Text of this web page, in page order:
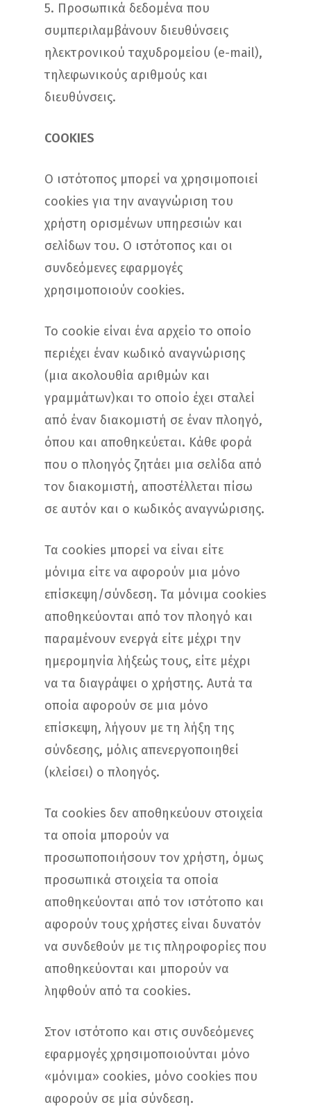
5. Προσωπικά δεδομένα που
συμπεριλαμβάνουν διευθύνσεις
ηλεκτρονικού ταχυδρομείου (e-mail),
τηλεφωνικούς αριθμούς και
διευθύνσεις.
COOKIES
Ο ιστότοπος μπορεί να χρησιμοποιεί
cookies για την αναγνώριση του
χρήστη ορισμένων υπηρεσιών και
σελίδων του. Ο ιστότοπος και οι
συνδεόμενες εφαρμογές
χρησιμοποιούν cookies.
Το cookie είναι ένα αρχείο το οποίο
περιέχει έναν κωδικό αναγνώρισης
(μια ακολουθία αριθμών και
γραμμάτων)και το οποίο έχει σταλεί
από έναν διακομιστή σε έναν πλοηγό,
όπου και αποθηκεύεται. Κάθε φορά
που ο πλοηγός ζητάει μια σελίδα από
τον διακομιστή, αποστέλλεται πίσω
σε αυτόν και ο κωδικός αναγνώρισης.
Τα cookies μπορεί να είναι είτε
μόνιμα είτε να αφορούν μια μόνο
επίσκεψη/σύνδεση. Τα μόνιμα cookies
αποθηκεύονται από τον πλοηγό και
παραμένουν ενεργά είτε μέχρι την
ημερομηνία λήξεώς τους, είτε μέχρι
να τα διαγράψει ο χρήστης. Αυτά τα
οποία αφορούν σε μια μόνο
επίσκεψη, λήγουν με τη λήξη της
σύνδεσης, μόλις απενεργοποιηθεί
(κλείσει) ο πλοηγός.
Τα cookies δεν αποθηκεύουν στοιχεία
τα οποία μπορούν να
προσωποποιήσουν τον χρήστη, όμως
προσωπικά στοιχεία τα οποία
αποθηκεύονται από τον ιστότοπο και
αφορούν τους χρήστες είναι δυνατόν
να συνδεθούν με τις πληροφορίες που
αποθηκεύονται και μπορούν να
ληφθούν από τα cookies.
Στον ιστότοπο και στις συνδεόμενες
εφαρμογές χρησιμοποιούνται μόνο
«μόνιμα» cookies, μόνο cookies που
αφορούν σε μία σύνδεση.